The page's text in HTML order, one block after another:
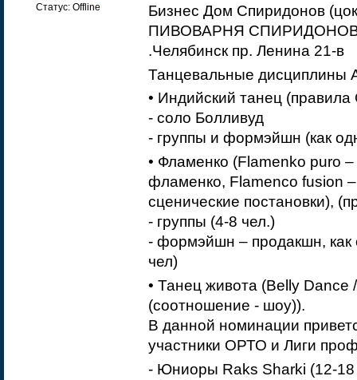
Статус: Offline
Бизнес Дом Спиридонов
ПИВОВАРНЯ СПИРИДОНОВ
.Челябинск пр. Ленина 21-в
Танцевальные дисциплины
• Индийский танец
- соло Болливуд
- группы и формэйшн (как
• Фламенко (Flamenko puro –
фламенко, Flamenco fusion
сценические постановки),
- группы (4-8 чел.)
- формэйшн – продакшн, как
чел)
• Танец живота (Belly Dance
(соотношение - шоу)).
В данной номинации
участники ОРТО и Лиги
- Юниоры Raks Sharki (12-18